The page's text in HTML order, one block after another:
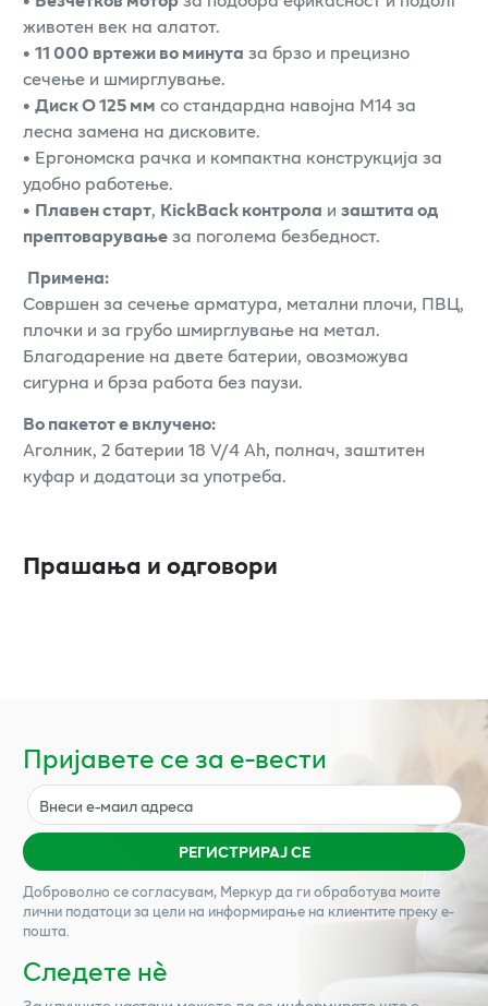
животен век на алатот.
• 11 000 вртежи во минута за брзо и прецизно
сечење и шмирглување.
• Диск O 125 мм со стандардна навојна M14 за
лесна замена на дисковите.
• Ергономска рачка и компактна конструкција за
удобно работење.
• Плавен старт, KickBack контрола и заштита од
прептоварувањеза поголема безбедност.
Примена:
Совршен за сечење арматура, метални плочи, ПВЦ,
плочки и за грубо шмирглување на метал.
Благодарение на двете батерии, овозможува
сигурна и брза работа без паузи.
Во пакетот е вклучено:
Аголник, 2 батерии 18 V/4 Ah, полнач, заштитен
куфар и додатоци за употреба.
Прашања и одговори
Пријавете се за е-вести
РЕГИСТРИРАЈ СЕ
Доброволно се согласувам, Меркурда ги обработува моите
лични податоци за цели на информирање на клиентите преку е-
пошта.
Следете нѐ